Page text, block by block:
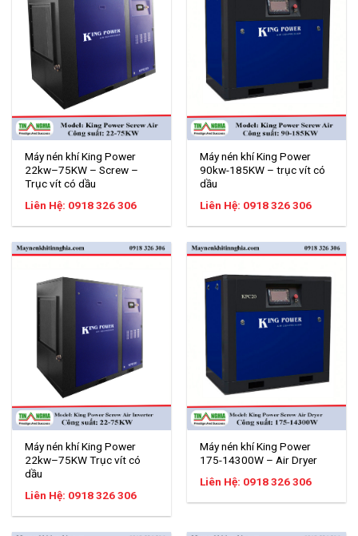
Máy nén khí King Power
22kw–75KW – Screw –
Trục vít có dầu
Liên Hệ: 0918 326 306
Máy nén khí King Power
90kw-185KW – trục vít có
dầu
Liên Hệ: 0918 326 306
Máy nén khí King Power
22kw–75KW Trục vít có
dầu
Liên Hệ: 0918 326 306
Máy nén khí King Power
175-14300W – Air Dryer
Liên Hệ: 0918 326 306